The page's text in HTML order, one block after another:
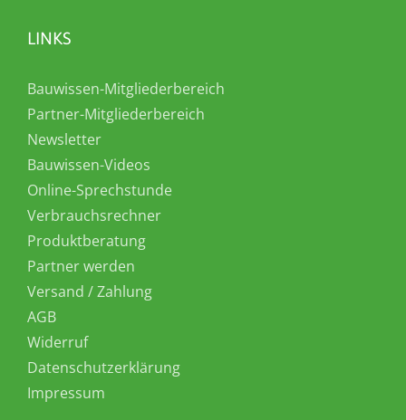
LINKS
Bauwissen-Mitgliederbereich
Partner-Mitgliederbereich
Newsletter
Bauwissen-Videos
Online-Sprechstunde
Verbrauchsrechner
Produktberatung
Partner werden
Versand / Zahlung
AGB
Widerruf
Datenschutzerklärung
Impressum